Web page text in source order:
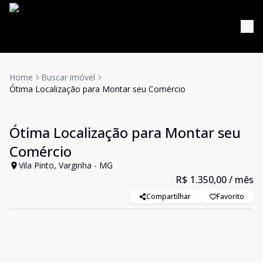
Home
Buscar imóvel
Ótima Localização para Montar seu Comércio
Ótima Localização para Montar seu
Comércio
Vila Pinto, Varginha - MG
R$ 1.350,00/ mês
Compartilhar Favorito